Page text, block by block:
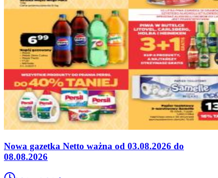
Nowa gazetka Netto ważna od 03.08.2026 do
08.08.2026